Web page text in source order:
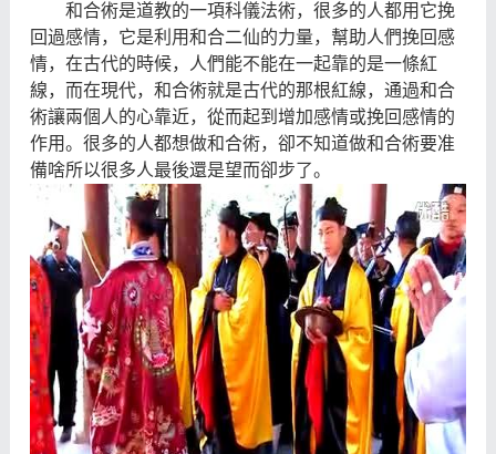
算命
八字命理 八字合婚 運勢測算
和合術是道教的一項科儀法術，很多的人都用它挽
回過感情，它是利用和合二仙的力量，幫助人們挽回感
情，在古代的時候，人們能不能在一起靠的是一條紅
線，而在現代，和合術就是古代的那根紅線，通過和合
術讓兩個人的心靠近，從而起到增加感情或挽回感情的
作用。很多的人都想做和合術，卻不知道做和合術要准
備啥所以很多人最後還是望而卻步了。